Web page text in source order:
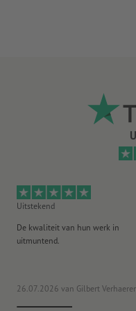
Uitstekend
De kwaliteit van hun werk in
uitmuntend.
26.07.2026 van Gilbert